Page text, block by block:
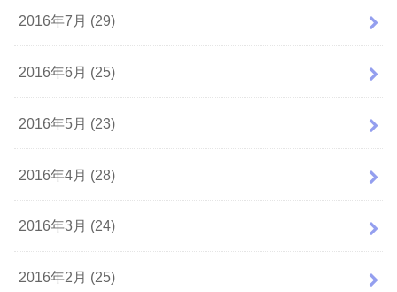
2016年7月 (29)
2016年6月 (25)
2016年5月 (23)
2016年4月 (28)
2016年3月 (24)
2016年2月 (25)